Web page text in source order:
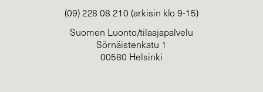
(09) 228 08 210 (arkisin klo 9-15)
Suomen Luonto/tilaajapalvelu
Sörnäistenkatu 1
00580 Helsinki